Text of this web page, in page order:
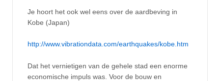
Je hoort het ook wel eens over de aardbeving in
Kobe (Japan)
http://www.vibrationdata.com/earthquakes/kobe.htm
Dat het vernietigen van de gehele stad een enorme
economische impuls was. Voor de bouw en